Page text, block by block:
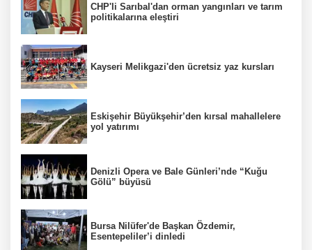
CHP'li Sarıbal'dan orman yangınları ve tarım
politikalarına eleştiri
Kayseri Melikgazi'den ücretsiz yaz kursları
Eskişehir Büyükşehir’den kırsal mahallelere
yol yatırımı
Denizli Opera ve Bale Günleri’nde “Kuğu
Gölü” büyüsü
Bursa Nilüfer'de Başkan Özdemir,
Esentepeliler’i dinledi